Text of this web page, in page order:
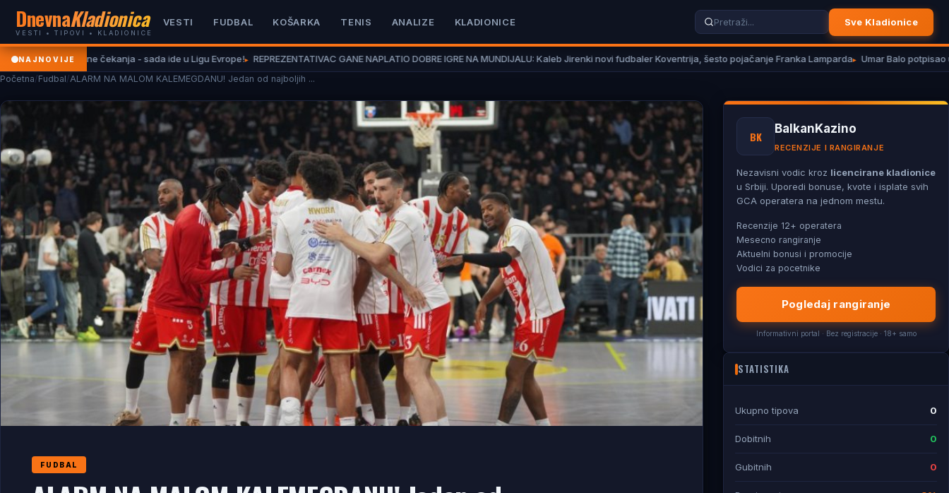
DnevnaKladionica
VESTI • TIPOVI • KLADIONICE
VESTI FUDBAL KOŠARKA TENIS ANALIZE KLADIONICE Sve Kladionice
NAJNOVIJE
godine čekanja - sada ide u Ligu Evrope! REPREZENTATIVAC GANE NAPLATIO DOBRE IGRE NA MUNDIJALU: Kaleb Jirenki novi fudbaler Koventrija, šesto pojačanje Franka Lamparda Umar Balo potpisao ugovor sa
Početna/Fudbal/ALARM NA MALOM KALEMEGDANU! Jedan od najboljih ...
FUDBAL
BK
BalkanKazino
RECENZIJE I RANGIRANJE
Nezavisni vodic kroz licencirane kladionice
u Srbiji. Uporedi bonuse, kvote i isplate svih
GCA operatera na jednom mestu.
Recenzije 12+ operatera
Mesecno rangiranje
Aktuelni bonusi i promocije
Vodici za pocetnike
Pogledaj rangiranje
Informativni portal · Bez registracije · 18+ samo
STATISTIKA
Ukupno tipova 0
Dobitnih 0
Gubitnih 0